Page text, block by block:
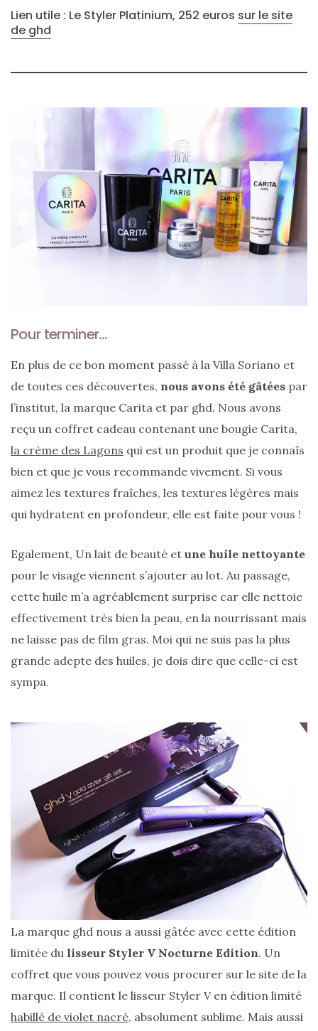
Lien utile : Le Styler Platinium, 252 euros sur le site
de ghd
Pour terminer…
En plus de ce bon moment passé à la Villa Soriano et
de toutes ces découvertes, nous avons été gâtées par
l’institut, la marque Carita et par ghd. Nous avons
reçu un coffret cadeau contenant une bougie Carita,
la crème des Lagons qui est un produit que je connaîs
bien et que je vous recommande vivement. Si vous
aimez les textures fraîches, les textures légères mais
qui hydratent en profondeur, elle est faite pour vous !
Egalement, Un lait de beauté et une huile nettoyante
pour le visage viennent s’ajouter au lot. Au passage,
cette huile m’a agréablement surprise car elle nettoie
effectivement très bien la peau, en la nourrissant mais
ne laisse pas de film gras. Moi qui ne suis pas la plus
grande adepte des huiles, je dois dire que celle-ci est
sympa.
La marque ghd nous a aussi gâtée avec cette édition
limitée du lisseur Styler V Nocturne Edition. Un
coffret que vous pouvez vous procurer sur le site de la
marque. Il contient le lisseur Styler V en édition limité
habillé de violet nacré, absolument sublime. Mais aussi